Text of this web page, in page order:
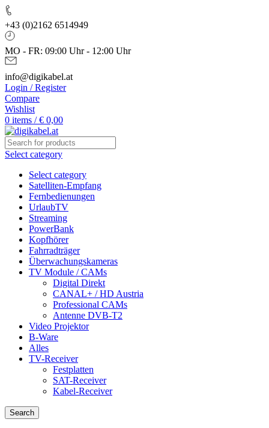
+43 (0)2162 6514949
MO - FR: 09:00 Uhr - 12:00 Uhr
info@digikabel.at
Login / Register
Compare
Wishlist
0 items / € 0,00
Select category
Select category
Satelliten-Empfang
Fernbedienungen
UrlaubTV
Streaming
PowerBank
Kopfhörer
Fahrradträger
Überwachungskameras
TV Module / CAMs
Digital Direkt
CANAL+ / HD Austria
Professional CAMs
Antenne DVB-T2
Video Projektor
B-Ware
Alles
TV-Receiver
Festplatten
SAT-Receiver
Kabel-Receiver
Search